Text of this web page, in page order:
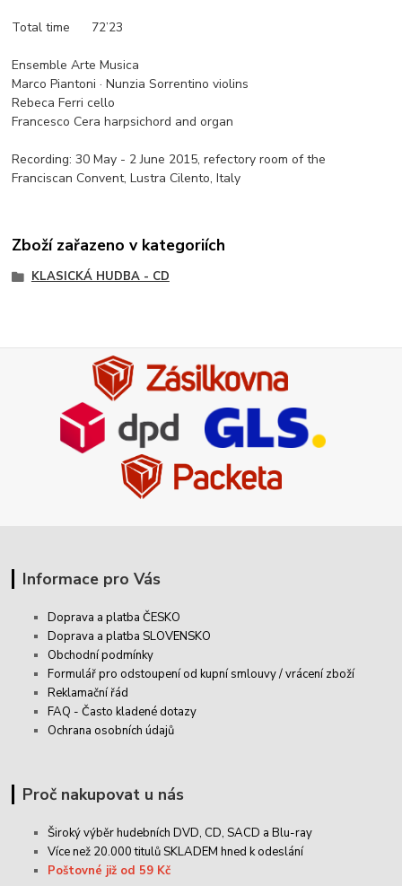
Total time 72’23
Ensemble Arte Musica
Marco Piantoni · Nunzia Sorrentino violins
Rebeca Ferri cello
Francesco Cera harpsichord and organ
Recording: 30 May - 2 June 2015, refectory room of the
Franciscan Convent, Lustra Cilento, Italy
Zboží zařazeno v kategoriích
KLASICKÁ HUDBA - CD
Informace pro Vás
Doprava a platba ČESKO
Doprava a platba SLOVENSKO
Obchodní podmínky
Formulář pro odstoupení od kupní smlouvy / vrácení zboží
Reklamační řád
FAQ - Často kladené dotazy
Ochrana osobních údajů
Proč nakupovat u nás
Široký výběr hudebních DVD, CD,SACD a Blu-ray
Více než 20.000 titulů SKLADEM hned k odeslání
Poštovné již od 59 Kč